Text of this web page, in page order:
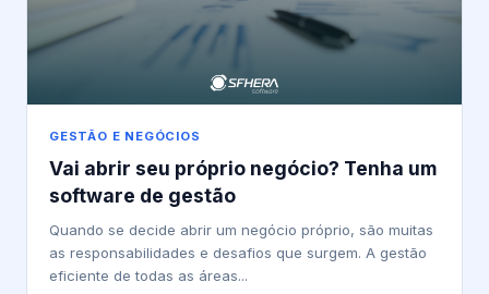
GESTÃO E NEGÓCIOS
Vai abrir seu próprio negócio? Tenha um
software de gestão
Quando se decide abrir um negócio próprio, são muitas
as responsabilidades e desafios que surgem. A gestão
eficiente de todas as áreas...